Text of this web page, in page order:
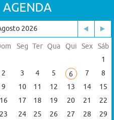
AGENDA
2026
Seg Ter Qua Qui Sex
Sáb
1
2
3 4 5 6 7
8
9
10 11 12 13 14
15
16
17 18 19 20 21
22
23
24 25 26 27 28
29